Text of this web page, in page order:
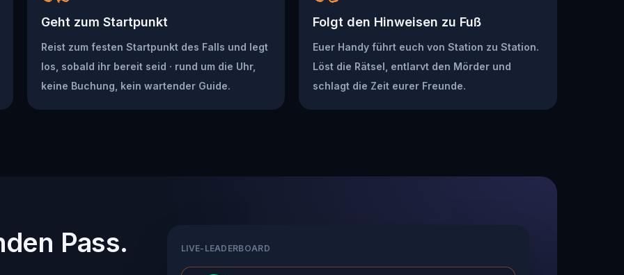
Geht zum Startpunkt
Reist zum festen Startpunkt des Falls und legt
los, sobald ihr bereit seid · rund um die Uhr,
keine Buchung, kein wartender Guide.
Folgt den Hinweisen zu Fuß
Euer Handy führt euch von Station zu Station.
Löst die Rätsel, entlarvt den Mörder und
schlagt die Zeit eurer Freunde.
Pass.
LIVE-LEADERBOARD